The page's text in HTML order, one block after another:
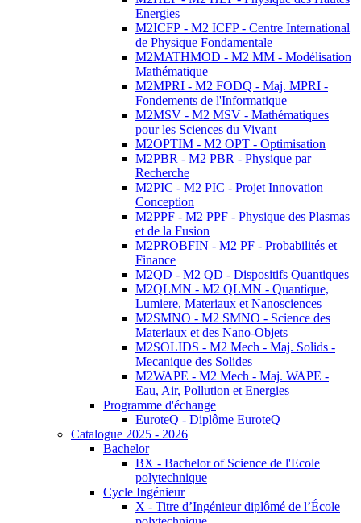
Energies
M2ICFP - M2 ICFP - Centre International
de Physique Fondamentale
M2MATHMOD - M2 MM - Modélisation
Mathématique
M2MPRI - M2 FODQ - Maj. MPRI -
Fondements de l'Informatique
M2MSV - M2 MSV - Mathématiques
pour les Sciences du Vivant
M2OPTIM - M2 OPT - Optimisation
M2PBR - M2 PBR - Physique par
Recherche
M2PIC - M2 PIC - Projet Innovation
Conception
M2PPF - M2 PPF - Physique des Plasmas
et de la Fusion
M2PROBFIN - M2 PF - Probabilités et
Finance
M2QD - M2 QD - Dispositifs Quantiques
M2QLMN - M2 QLMN - Quantique,
Lumiere, Materiaux et Nanosciences
M2SMNO - M2 SMNO - Science des
Materiaux et des Nano-Objets
M2SOLIDS - M2 Mech - Maj. Solids -
Mecanique des Solides
M2WAPE - M2 Mech - Maj. WAPE -
Eau, Air, Pollution et Energies
Programme d'échange
EuroteQ - Diplôme EuroteQ
Catalogue 2025 - 2026
Bachelor
BX - Bachelor of Science de l'Ecole
polytechnique
Cycle Ingénieur
X - Titre d’Ingénieur diplômé de l’École